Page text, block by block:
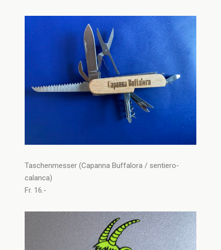
Taschenmesser (Capanna Buffalora / sentiero-
calanca)
Fr. 16.-